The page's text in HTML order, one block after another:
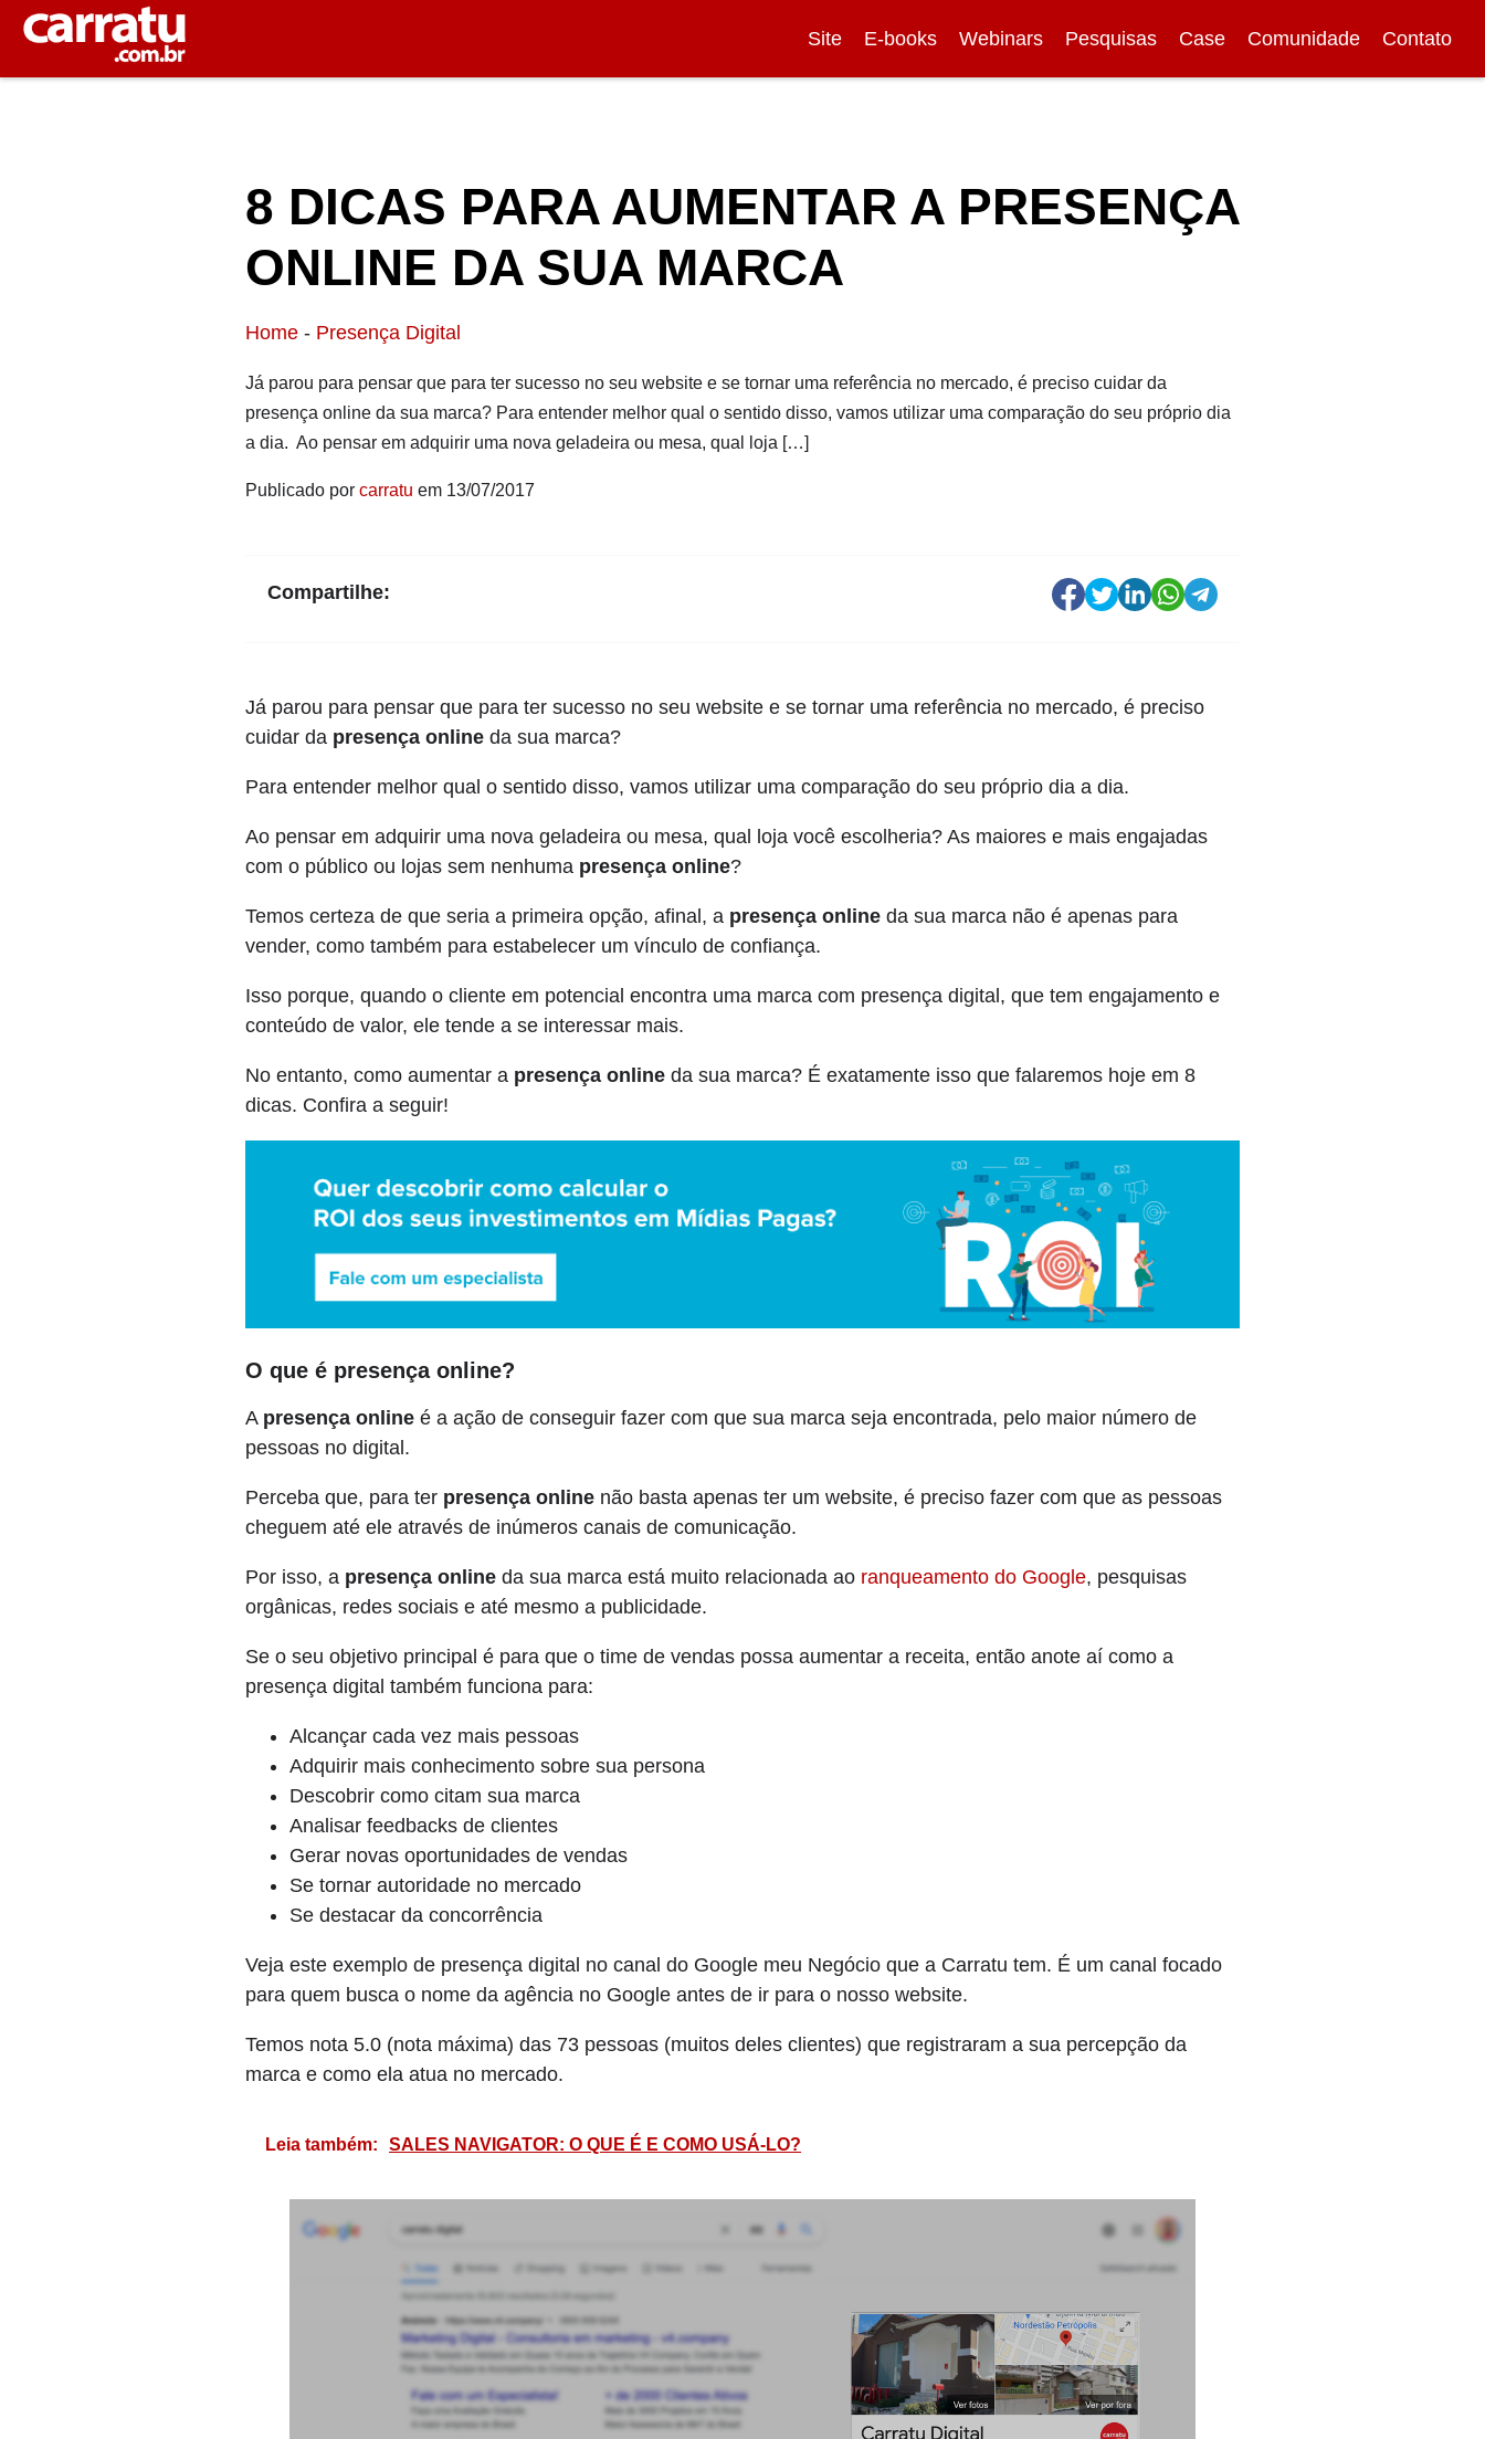
Site E-books Webinars Pesquisas Case Comunidade Contato
8 DICAS PARA AUMENTAR A PRESENÇA
ONLINE DA SUA MARCA
Home - Presença Digital
Já parou para pensar que para ter sucesso no seu website e se tornar uma referência no mercado, é preciso cuidar da
presença online da sua marca? Para entender melhor qual o sentido disso, vamos utilizar uma comparação do seu próprio dia
a dia. Ao pensar em adquirir uma nova geladeira ou mesa, qual loja […]
Publicado por carratu em 13/07/2017
Compartilhe:
Já parou para pensar que para ter sucesso no seu website e se tornar uma referência no mercado, é preciso
cuidar da presença online da sua marca?
Para entender melhor qual o sentido disso, vamos utilizar uma comparação do seu próprio dia a dia.
Ao pensar em adquirir uma nova geladeira ou mesa, qual loja você escolheria? As maiores e mais engajadas
com o público ou lojas sem nenhuma presença online?
Temos certeza de que seria a primeira opção, afinal, a presença online da sua marca não é apenas para
vender, como também para estabelecer um vínculo de confiança.
Isso porque, quando o cliente em potencial encontra uma marca com presença digital, que tem engajamento e
conteúdo de valor, ele tende a se interessar mais.
No entanto, como aumentar a presença online da sua marca? É exatamente isso que falaremos hoje em 8
dicas. Confira a seguir!
O que é presença online?
A presença online é a ação de conseguir fazer com que sua marca seja encontrada, pelo maior número de
pessoas no digital.
Perceba que, para ter presença online não basta apenas ter um website, é preciso fazer com que as pessoas
cheguem até ele através de inúmeros canais de comunicação.
Por isso, a presença online da sua marca está muito relacionada ao ranqueamento do Google, pesquisas
orgânicas, redes sociais e até mesmo a publicidade.
Se o seu objetivo principal é para que o time de vendas possa aumentar a receita, então anote aí como a
presença digital também funciona para:
Alcançar cada vez mais pessoas
Adquirir mais conhecimento sobre sua persona
Descobrir como citam sua marca
Analisar feedbacks de clientes
Gerar novas oportunidades de vendas
Se tornar autoridade no mercado
Se destacar da concorrência
Veja este exemplo de presença digital no canal do Google meu Negócio que a Carratu tem. É um canal focado
para quem busca o nome da agência no Google antes de ir para o nosso website.
Temos nota 5.0 (nota máxima) das 73 pessoas (muitos deles clientes) que registraram a sua percepção da
marca e como ela atua no mercado.
Leia também: SALES NAVIGATOR: O QUE É E COMO USÁ-LO?